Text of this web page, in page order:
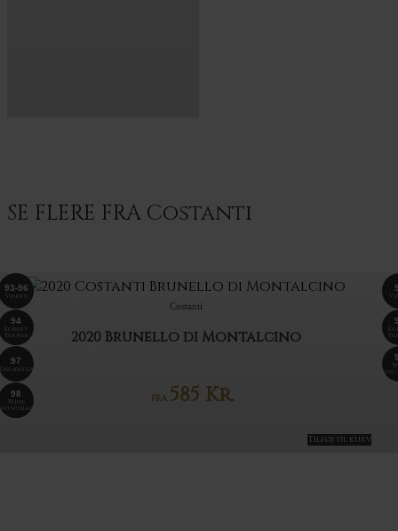
SE FLERE FRA Costanti
Costanti
2020 Brunello di Montalcino
93-96
Vinous
94
Robert
Parker
97
98
Wine FRA 585 Kr.
Tilføj til kurv